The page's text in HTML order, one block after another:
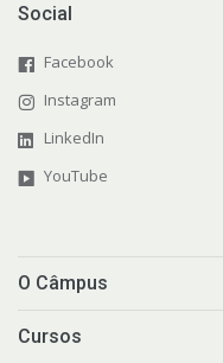
Social
Facebook
Instagram
LinkedIn
YouTube
O Câmpus
Cursos